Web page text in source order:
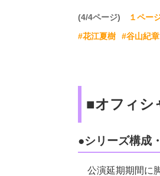
(4/4ページ)
１ペー
#花江夏樹
#谷山紀章
■オフィシ
●シリーズ構成
公演延期期間に